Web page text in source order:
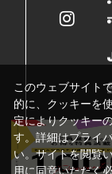
このウェブサイト
的に、クッキーを
定によりクッキー
す。詳細はプライ
い。サイトを閲覧
用に同意いただく